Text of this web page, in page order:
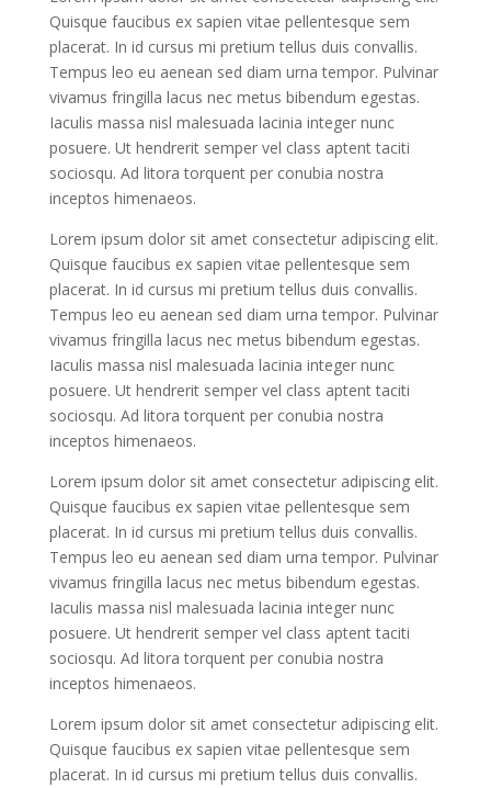
Quisque faucibus ex sapien vitae pellentesque sem
placerat. In id cursus mi pretium tellus duis convallis.
Tempus leo eu aenean sed diam urna tempor. Pulvinar
vivamus fringilla lacus nec metus bibendum egestas.
Iaculis massa nisl malesuada lacinia integer nunc
posuere. Ut hendrerit semper vel class aptent taciti
sociosqu. Ad litora torquent per conubia nostra
inceptos himenaeos.
Lorem ipsum dolor sit amet consectetur adipiscing elit.
Quisque faucibus ex sapien vitae pellentesque sem
placerat. In id cursus mi pretium tellus duis convallis.
Tempus leo eu aenean sed diam urna tempor. Pulvinar
vivamus fringilla lacus nec metus bibendum egestas.
Iaculis massa nisl malesuada lacinia integer nunc
posuere. Ut hendrerit semper vel class aptent taciti
sociosqu. Ad litora torquent per conubia nostra
inceptos himenaeos.
Lorem ipsum dolor sit amet consectetur adipiscing elit.
Quisque faucibus ex sapien vitae pellentesque sem
placerat. In id cursus mi pretium tellus duis convallis.
Tempus leo eu aenean sed diam urna tempor. Pulvinar
vivamus fringilla lacus nec metus bibendum egestas.
Iaculis massa nisl malesuada lacinia integer nunc
posuere. Ut hendrerit semper vel class aptent taciti
sociosqu. Ad litora torquent per conubia nostra
inceptos himenaeos.
Lorem ipsum dolor sit amet consectetur adipiscing elit.
Quisque faucibus ex sapien vitae pellentesque sem
placerat. In id cursus mi pretium tellus duis convallis.